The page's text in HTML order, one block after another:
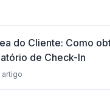
do Cliente: Como
de Check-In
artigo